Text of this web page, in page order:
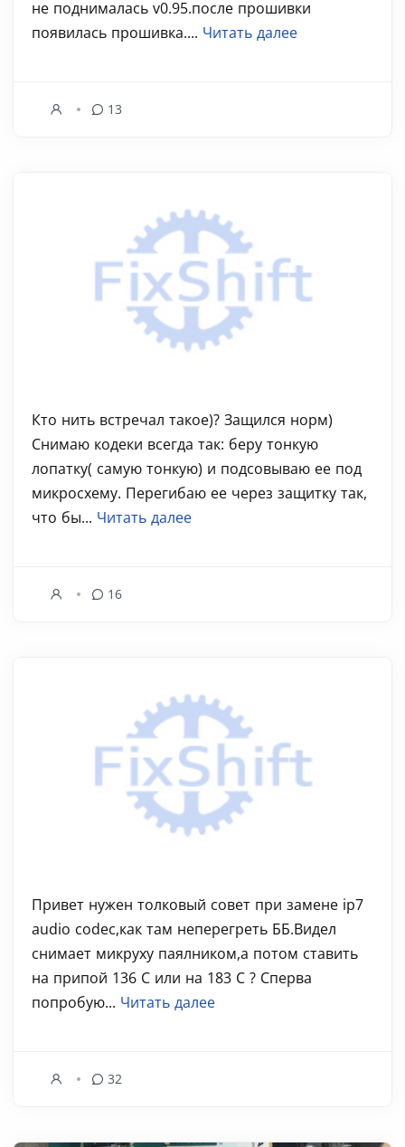
не поднималась v0.95.после прошивки
появилась прошивка.... Читать далее
13
Кто нить встречал такое)? Защился норм)
Снимаю кодеки всегда так: беру тонкую
лопатку( самую тонкую) и подсовываю ее под
микросхему. Перегибаю ее через защитку так,
что бы... Читать далее
16
Привет нужен толковый совет при замене ip7
audio codec,как там неперегреть ББ.Видел
снимает микруху паялником,а потом ставить
на припой 136 С или на 183 С ? Сперва
попробую... Читать далее
32